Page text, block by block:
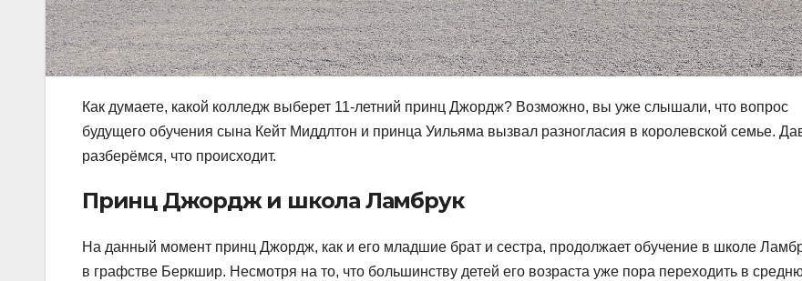
Как думаете, какой колледж выберет 11-летний принц Джордж? Возможно, вы уже слышали, что вопрос
будущего обучения сына Кейт Миддлтон и принца Уильяма вызвал разногласия в королевской семье.
разберёмся, что происходит.
Принц Джордж и школа Ламбрук
На данный момент принц Джордж, как и его младшие брат и сестра, продолжает обучение в школе
в графстве Беркшир. Несмотря на то, что большинству детей его возраста уже пора переходить в